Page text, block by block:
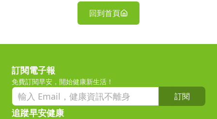
回到首頁
訂閱電子報
免費訂閱早安，開始健康新生活！
訂閱
追蹤早安健康